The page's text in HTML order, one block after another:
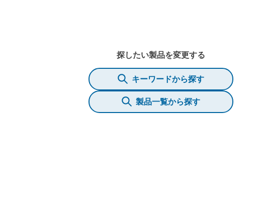
探したい製品を変更する
キーワードから探す
製品一覧から探す